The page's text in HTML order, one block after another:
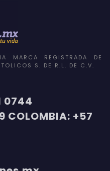
MARCA REGISTRADA DE
S. DE R.L. DE C.V.
0744
COLOMBIA: +57